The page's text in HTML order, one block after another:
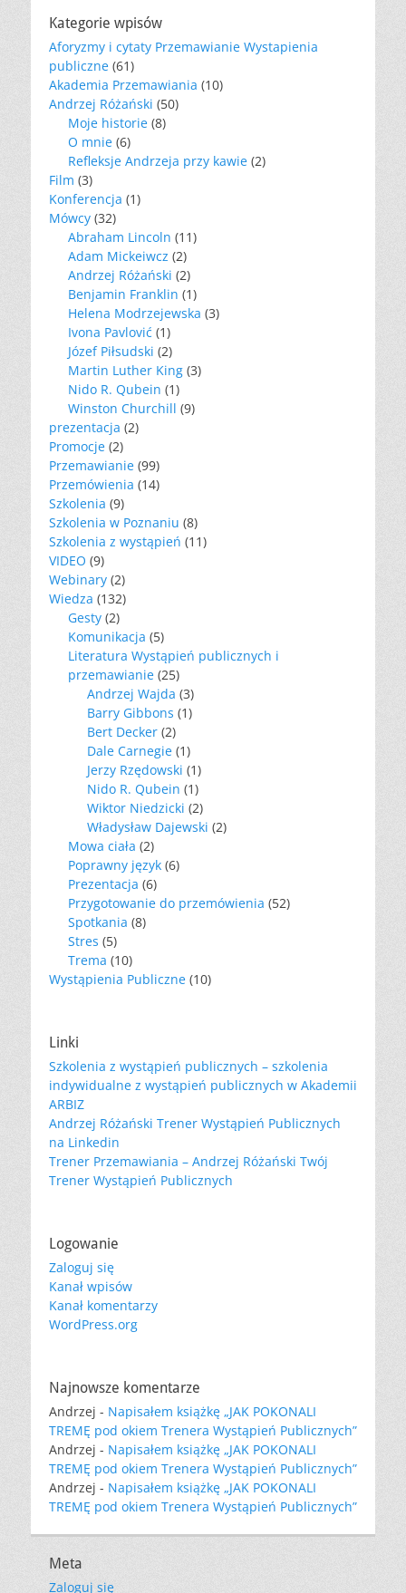
Kategorie wpisów
Aforyzmy i cytaty Przemawianie Wystapienia
publiczne (61)
Akademia Przemawiania (10)
Andrzej Różański (50)
Moje historie (8)
O mnie (6)
Refleksje Andrzeja przy kawie (2)
Film (3)
Konferencja (1)
Mówcy (32)
Abraham Lincoln (11)
Adam Mickeiwcz (2)
Andrzej Różański (2)
Benjamin Franklin (1)
Helena Modrzejewska (3)
Ivona Pavlović (1)
Józef Piłsudski (2)
Martin Luther King (3)
Nido R. Qubein (1)
Winston Churchill (9)
prezentacja (2)
Promocje (2)
Przemawianie (99)
Przemówienia (14)
Szkolenia (9)
Szkolenia w Poznaniu (8)
Szkolenia z wystąpień (11)
VIDEO (9)
Webinary (2)
Wiedza (132)
Gesty (2)
Komunikacja (5)
Literatura Wystąpień publicznych i
przemawianie (25)
Andrzej Wajda (3)
Barry Gibbons (1)
Bert Decker (2)
Dale Carnegie (1)
Jerzy Rzędowski (1)
Nido R. Qubein (1)
Wiktor Niedzicki (2)
Władysław Dajewski (2)
Mowa ciała (2)
Poprawny język (6)
Prezentacja (6)
Przygotowanie do przemówienia (52)
Spotkania (8)
Stres (5)
Trema (10)
Wystąpienia Publiczne (10)
Linki
Szkolenia z wystąpień publicznych – szkolenia
indywidualne z wystąpień publicznych w Akademii
ARBIZ
Andrzej Różański Trener Wystąpień Publicznych
na Linkedin
Trener Przemawiania – Andrzej Różański Twój
Trener Wystąpień Publicznych
Logowanie
Zaloguj się
Kanał wpisów
Kanał komentarzy
WordPress.org
Najnowsze komentarze
Andrzej - Napisałem książkę „JAK POKONALI
TREMĘ pod okiem Trenera Wystąpień Publicznych”
Andrzej - Napisałem książkę „JAK POKONALI
TREMĘ pod okiem Trenera Wystąpień Publicznych”
Andrzej - Napisałem książkę „JAK POKONALI
TREMĘ pod okiem Trenera Wystąpień Publicznych”
Meta
Zaloguj się